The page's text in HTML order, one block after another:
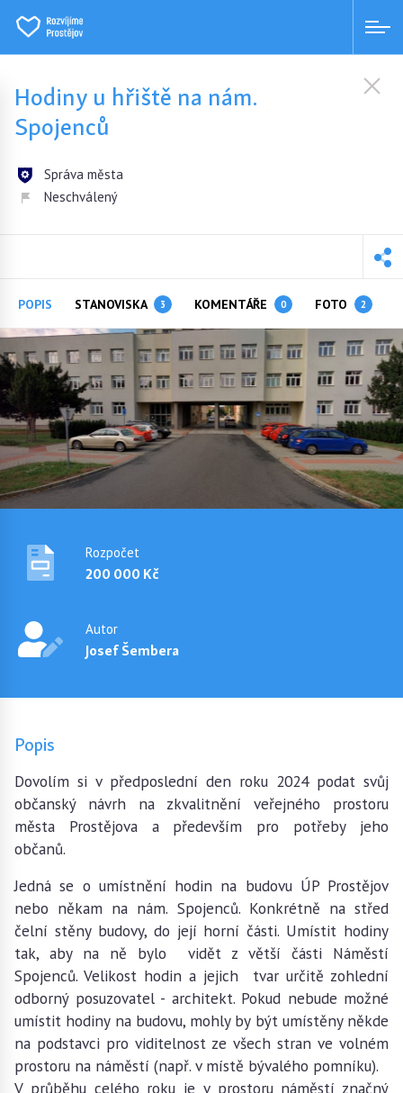
Hodiny u hřiště na nám.
Spojenců
Správa města
Neschválený
POPIS STANOVISKA 3 KOMENTÁŘE 0 FOTO 2
Rozpočet
200 000 Kč
Autor
Josef Šembera
Popis
Dovolím si v předposlední den roku 2024 podat svůj
občanský návrh na zkvalitnění veřejného prostoru
města Prostějova a především pro potřeby jeho
občanů.
Jedná se o umístnění hodin na budovu ÚP Prostějov
nebo někam na nám. Spojenců. Konkrétně na střed
čelní stěny budovy, do její horní části. Umístit hodiny
tak, aby na ně bylo vidět z větší části Náměstí
Spojenců. Velikost hodin a jejich tvar určitě zohlední
odborný posuzovatel - architekt. Pokud nebude možné
umístit hodiny na budovu, mohly by být umístěny někde
na podstavci pro viditelnost ze všech stran ve volném
prostoru na náměstí (např. v místě bývalého pomníku).
V průběhu celého roku je v prostoru náměstí značný